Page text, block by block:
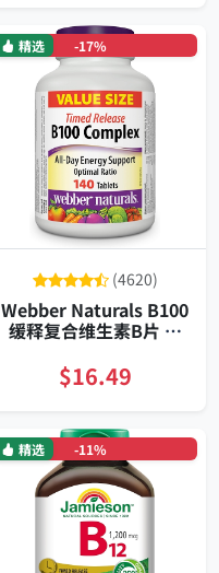
-17%
精选
(4620)
Webber Naturals B100
缓释复合维生素B片 全
添加 长效释放配方
$16.49
-11%
精选